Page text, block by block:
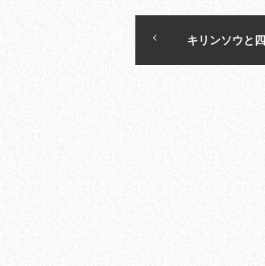
キリンソウと